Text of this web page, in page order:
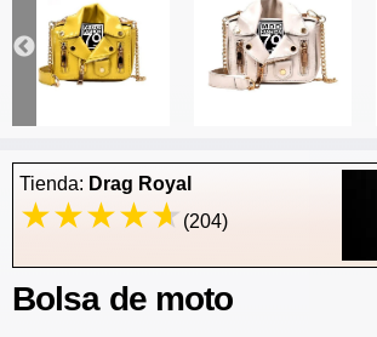
Tienda: Drag Royal
(204)
Bolsa de moto